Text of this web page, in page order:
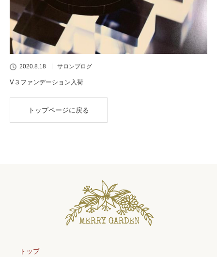
2020.8.18 サロンブログ
V３ファンデーション入荷
トップページに戻る
トップ